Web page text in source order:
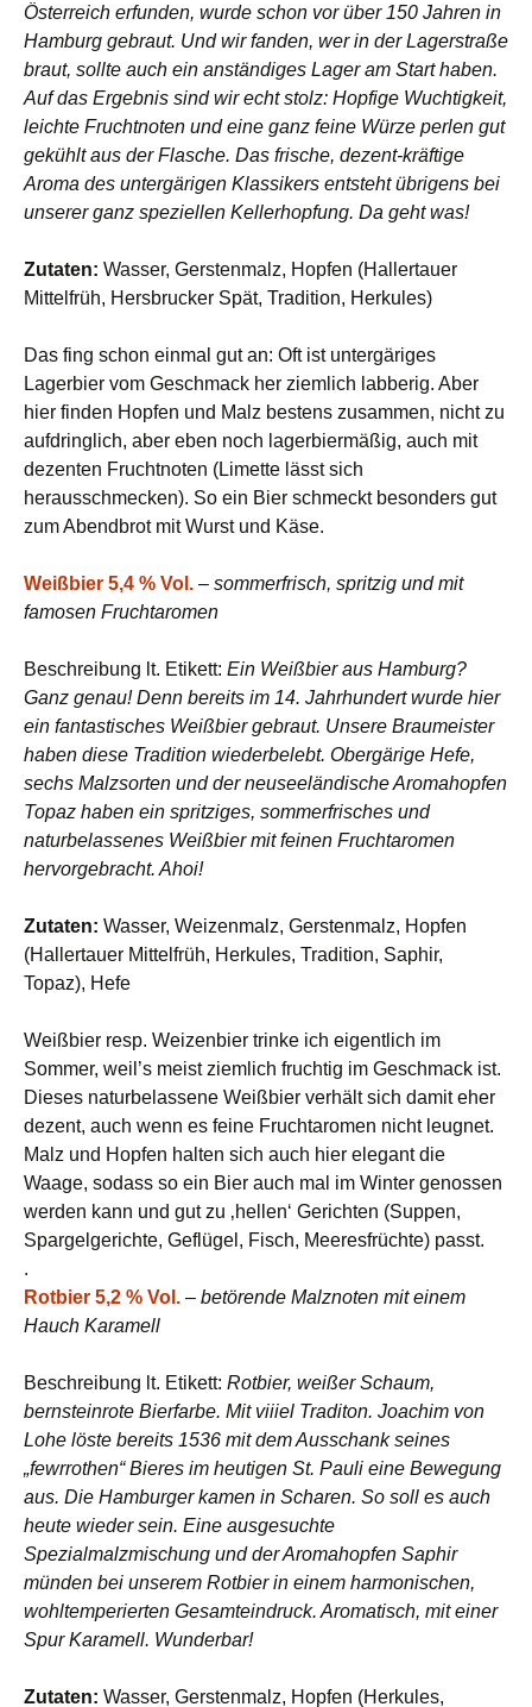
Österreich erfunden, wurde schon vor über 150 Jahren in
Hamburg gebraut. Und wir fanden, wer in der Lagerstraße
braut, sollte auch ein anständiges Lager am Start haben.
Auf das Ergebnis sind wir echt stolz: Hopfige Wuchtigkeit,
leichte Fruchtnoten und eine ganz feine Würze perlen gut
gekühlt aus der Flasche. Das frische, dezent-kräftige
Aroma des untergärigen Klassikers entsteht übrigens bei
unserer ganz speziellen Kellerhopfung. Da geht was!
Zutaten: Wasser, Gerstenmalz, Hopfen (Hallertauer
Mittelfrüh, Hersbrucker Spät, Tradition, Herkules)
Das fing schon einmal gut an: Oft ist untergäriges
Lagerbier vom Geschmack her ziemlich labberig. Aber
hier finden Hopfen und Malz bestens zusammen, nicht zu
aufdringlich, aber eben noch lagerbiermäßig, auch mit
dezenten Fruchtnoten (Limette lässt sich
herausschmecken). So ein Bier schmeckt besonders gut
zum Abendbrot mit Wurst und Käse.
Weißbier 5,4 % Vol. – sommerfrisch, spritzig und mit
famosen Fruchtaromen
Beschreibung lt. Etikett: Ein Weißbier aus Hamburg?
Ganz genau! Denn bereits im 14. Jahrhundert wurde hier
ein fantastisches Weißbier gebraut. Unsere Braumeister
haben diese Tradition wiederbelebt. Obergärige Hefe,
sechs Malzsorten und der neuseeländische Aromahopfen
Topaz haben ein spritziges, sommerfrisches und
naturbelassenes Weißbier mit feinen Fruchtaromen
hervorgebracht. Ahoi!
Zutaten: Wasser, Weizenmalz, Gerstenmalz, Hopfen
(Hallertauer Mittelfrüh, Herkules, Tradition, Saphir,
Topaz), Hefe
Weißbier resp. Weizenbier trinke ich eigentlich im
Sommer, weil’s meist ziemlich fruchtig im Geschmack ist.
Dieses naturbelassene Weißbier verhält sich damit eher
dezent, auch wenn es feine Fruchtaromen nicht leugnet.
Malz und Hopfen halten sich auch hier elegant die
Waage, sodass so ein Bier auch mal im Winter genossen
werden kann und gut zu ‚hellen‘ Gerichten (Suppen,
Spargelgerichte, Geflügel, Fisch, Meeresfrüchte) passt.
.
Rotbier 5,2 % Vol. – betörende Malznoten mit einem
Hauch Karamell
Beschreibung lt. Etikett: Rotbier, weißer Schaum,
bernsteinrote Bierfarbe. Mit viiiel Traditon. Joachim von
Lohe löste bereits 1536 mit dem Ausschank seines
„fewrrothen“ Bieres im heutigen St. Pauli eine Bewegung
aus. Die Hamburger kamen in Scharen. So soll es auch
heute wieder sein. Eine ausgesuchte
Spezialmalzmischung und der Aromahopfen Saphir
münden bei unserem Rotbier in einem harmonischen,
wohltemperierten Gesamteindruck. Aromatisch, mit einer
Spur Karamell. Wunderbar!
Zutaten: Wasser, Gerstenmalz, Hopfen (Herkules,